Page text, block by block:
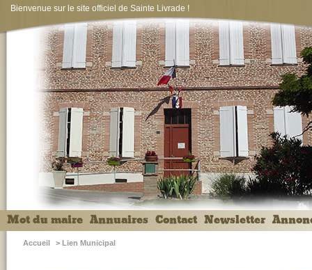
Bienvenue sur le site officiel de Sainte Livrade !
Mot du maire Annuaires Contact Newsletter
Accueil > Lien Municipal